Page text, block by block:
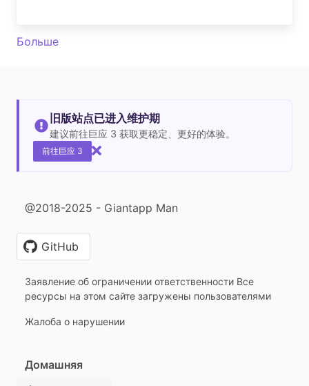
Больше
旧版站点已进入维护期
建议前往巨应 3 获取更稳定、更好的体验。
前往巨应 3
@2018-2025 - Giantapp Man
GitHub
Заявление об ограничении ответственности Все
ресурсы на этом сайте загружены пользователями
Жалоба о нарушении
Домашняя